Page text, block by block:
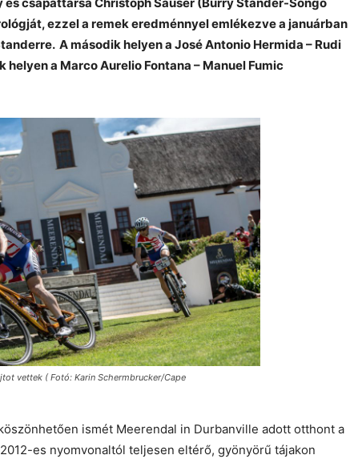
ezzel a remek eredménnyel emlékezve a januárban
A második helyen a José Antonio Hermida – Rudi
a Marco Aurelio Fontana – Manuel Fumic
vettek ( Fotó: Karin Schermbrucker/Cape
ismét Meerendal in Durbanville adott otthont a
es nyomvonaltól teljesen eltérő, gyönyörű tájakon